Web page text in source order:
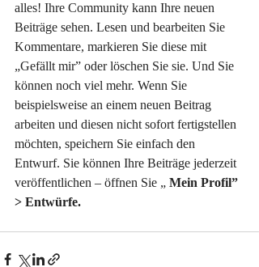
alles! Ihre Community kann Ihre neuen
Beiträge sehen. Lesen und bearbeiten Sie
Kommentare, markieren Sie diese mit
„Gefällt mir” oder löschen Sie sie. Und Sie
können noch viel mehr. Wenn Sie
beispielsweise an einem neuen Beitrag
arbeiten und diesen nicht sofort fertigstellen
möchten, speichern Sie einfach den
Entwurf. Sie können Ihre Beiträge jederzeit
veröffentlichen – öffnen Sie „ Mein Profil”
> Entwürfe.